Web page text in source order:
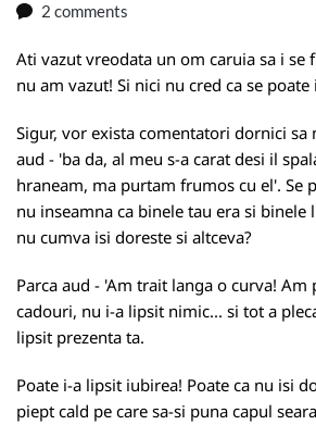
2 comments
Ati vazut vreodata un om caruia sa i se
nu am vazut! Si nici nu cred ca se poate
Sigur, vor exista comentatori dornici sa
aud - 'ba da, al meu s-a carat desi il
hraneam, ma purtam frumos cu el'. Se
nu inseamna ca binele tau era si binele
nu cumva isi doreste si altceva?
Parca aud - 'Am trait langa o curva!
cadouri, nu i-a lipsit nimic... si tot a
lipsit prezenta ta.
Poate i-a lipsit iubirea! Poate ca nu isi
piept cald pe care sa-si puna capul